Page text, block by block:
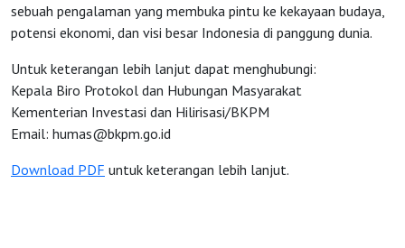
sebuah pengalaman yang membuka pintu ke kekayaan budaya,
potensi ekonomi, dan visi besar Indonesia di panggung dunia.
Untuk keterangan lebih lanjut dapat menghubungi:
Kepala Biro Protokol dan Hubungan Masyarakat
Kementerian Investasi dan Hilirisasi/BKPM
Email: humas@bkpm.go.id
Download PDF untuk keterangan lebih lanjut.